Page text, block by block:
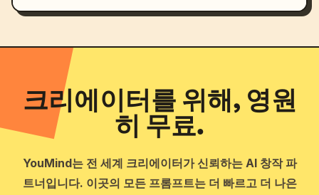
크리에이터를 위해, 영원
히 무료.
YouMind는 전 세계 크리에이터가 신뢰하는 AI 창작 파
트너입니다. 이곳의 모든 프롬프트는 더 빠르고 더 나은